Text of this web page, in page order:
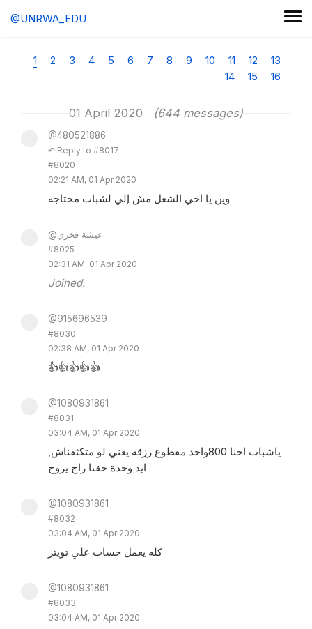
@UNRWA_EDU
1 2 3 4 5 6 7 8 9 10 11 12
13
14
15 16
01 April 2020 (644 messages)
@480521886
↶ Reply to #8017
#8020
02:21 AM, 01 Apr 2020
وين يا اخي الشغل مش إلي لشباب محتاجة
@عيشة فخري
#8025
02:31 AM, 01 Apr 2020
Joined.
@915696539
#8030
02:38 AM, 01 Apr 2020
👍👍👍👍👍
@1080931861
#8031
03:04 AM, 01 Apr 2020
,ياشباب احنا 800واحد مقطوع رزقه يعني لو متكثفناش
ايد وحدة حقنا راح يروح
@1080931861
#8032
03:04 AM, 01 Apr 2020
كله يعمل حساب علي تويتر
@1080931861
#8033
03:04 AM, 01 Apr 2020